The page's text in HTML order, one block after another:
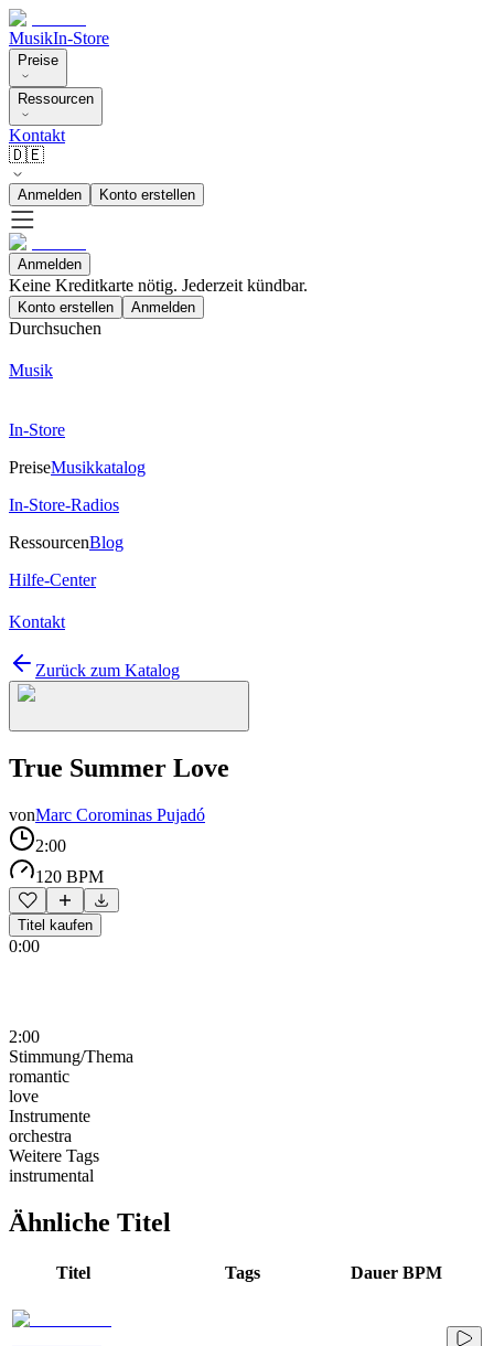
MusikIn-Store
Preise
Ressourcen
Kontakt
🇩🇪
Anmelden Konto erstellen
Anmelden
Keine Kreditkarte nötig. Jederzeit kündbar.
Konto erstellen Anmelden
Durchsuchen
Musik
In-Store
PreiseMusikkatalog
In-Store-Radios
RessourcenBlog
Hilfe-Center
Kontakt
Zurück zum Katalog
True Summer Love
vonMarc Corominas Pujadó
2:00
120 BPM
Titel kaufen
0:00
2:00
Stimmung/Thema
romantic
love
Instrumente
orchestra
Weitere Tags
instrumental
Ähnliche Titel
Titel Tags Dauer BPM